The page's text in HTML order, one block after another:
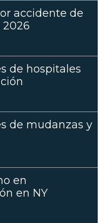
accidente de
2026
de hospitales
de mudanzas y
en
en NY